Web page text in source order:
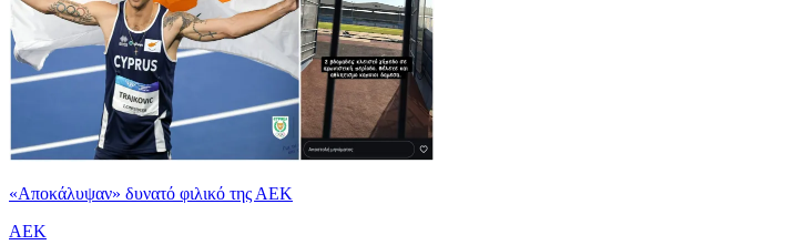
«Αποκάλυψαν» δυνατό φιλικό της ΑΕΚ
ΑΕΚ